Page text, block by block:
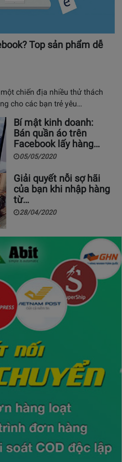
Top sản phẩm dễ
chiến địa nhiều thử thách
cho các bạn trẻ yêu…
Bí mật kinh doanh:
Bán quần áo trên
Facebook lấy hàng…
05/05/2020
Giải quyết nỗi sợ hãi
của bạn khi nhập hàng
từ…
28/04/2020